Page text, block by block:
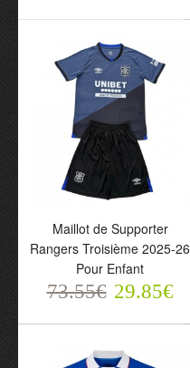
Maillot de Supporter
Rangers Troisième 2025-
26 Pour Enfant
73.55€ 29.85€
Maillot de Supporter
Rangers Troisième 2025-26
Pour Enfant
73.55€ 29.85€